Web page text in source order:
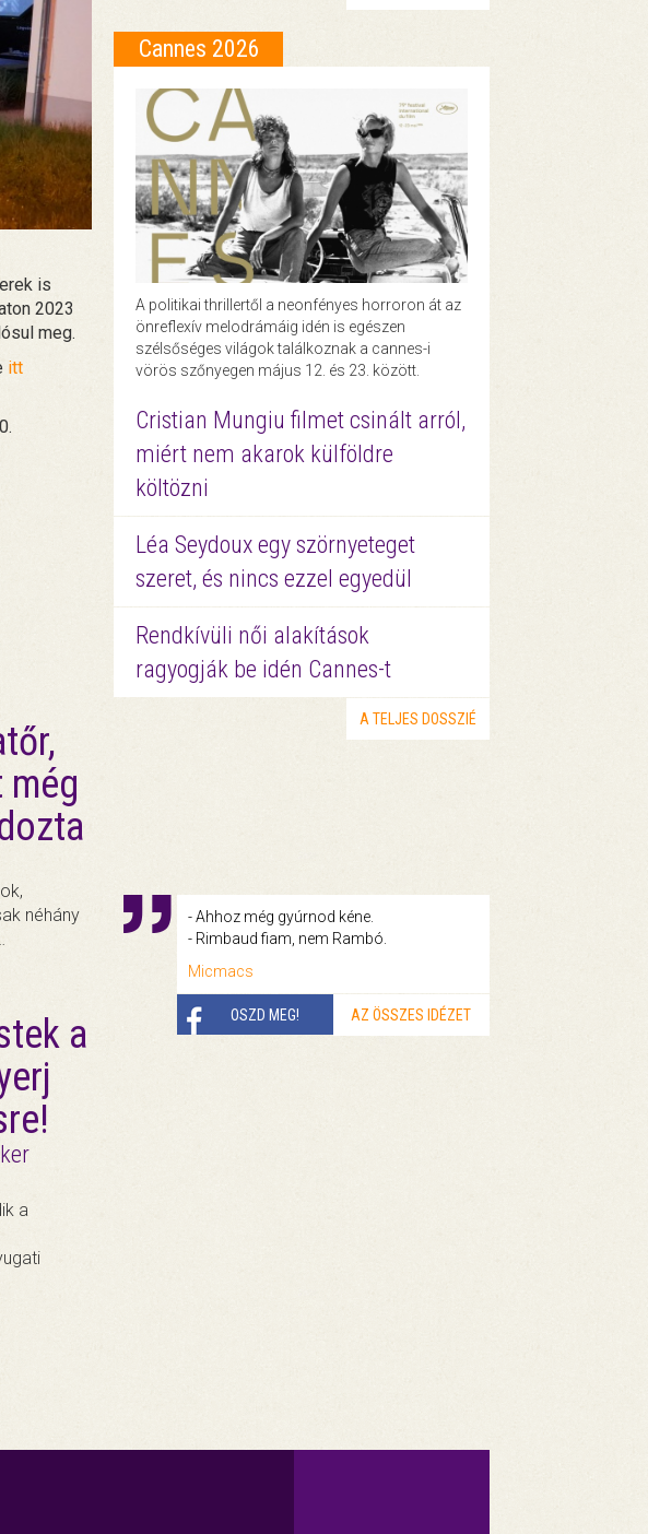
is
2023
meg.
itt
még
néhány
a
a
Cannes 2026
A politikai thrillertől a neonfényes horroron át az
önreflexív melodrámáig idén is egészen
szélsőséges világok találkoznak a cannes-i
vörös szőnyegen május 12. és 23. között.
Cristian Mungiu filmet csinált arról,
miért nem akarok külföldre
költözni
Léa Seydoux egy szörnyeteget
szeret, és nincs ezzel egyedül
Rendkívüli női alakítások
ragyogják be idén Cannes-t
A TELJES DOSSZIÉ
- Ahhoz még gyúrnod kéne.
- Rimbaud fiam, nem Rambó.
Micmacs
OSZD MEG! AZ ÖSSZES IDÉZET